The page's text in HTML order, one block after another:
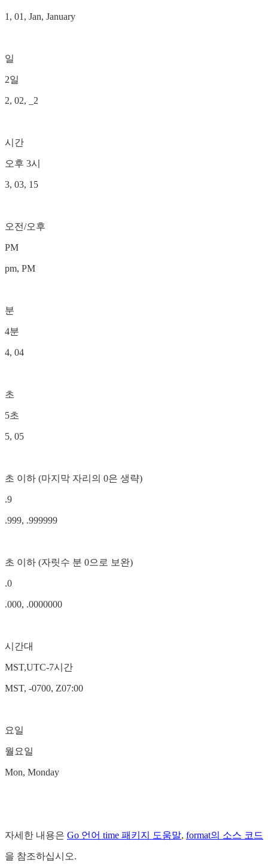
1, 01, Jan, January
일
2일
2, 02, _2
시간
오후 3시
3, 03, 15
오전/오후
PM
pm, PM
분
4분
4, 04
초
5초
5, 05
초 이하 (마지막 자리의 0은 생략)
.9
.999, .999999
초 이하 (자릿수 분 0으로 보완)
.0
.000, .0000000
시간대
MST,UTC-7시간
MST, -0700, Z07:00
요일
월요일
Mon, Monday
자세한 내용은 Go 언어 time 패키지 도움말, format의 소스 코드
을 참조하십시오.